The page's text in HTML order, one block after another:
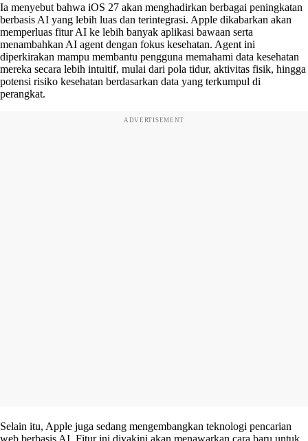
Ia menyebut bahwa iOS 27 akan menghadirkan berbagai peningkatan
berbasis AI yang lebih luas dan terintegrasi. Apple dikabarkan akan
memperluas fitur AI ke lebih banyak aplikasi bawaan serta
menambahkan AI agent dengan fokus kesehatan. Agent ini
diperkirakan mampu membantu pengguna memahami data kesehatan
mereka secara lebih intuitif, mulai dari pola tidur, aktivitas fisik, hingga
potensi risiko kesehatan berdasarkan data yang terkumpul di
perangkat.
ADVERTISEMENT
Selain itu, Apple juga sedang mengembangkan teknologi pencarian
web berbasis AI. Fitur ini diyakini akan menawarkan cara baru untuk